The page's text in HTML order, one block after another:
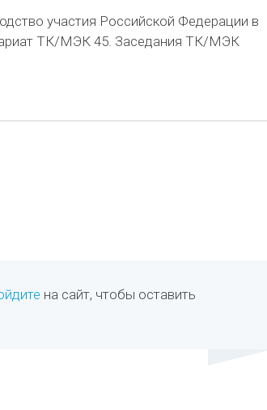
участия Российской Федерации в
ТК/МЭК 45. Заседания ТК/МЭК
на сайт, чтобы оставить